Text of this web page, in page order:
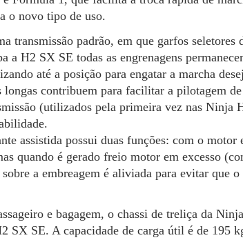
o novo tipo de uso.
transmissão padrão, em que garfos seletores
a H2 SX SE todas as engrenagens
até a posição para engatar a marcha
longas contribuem para facilitar a pilotagem
(utilizados pela primeira vez nas
assistida possui duas funções: com o motor
quando é gerado freio motor em excesso
a embreagem é aliviada para evitar que
e bagagem, o chassi de treliça da
SX SE. A capacidade de carga útil é de 195